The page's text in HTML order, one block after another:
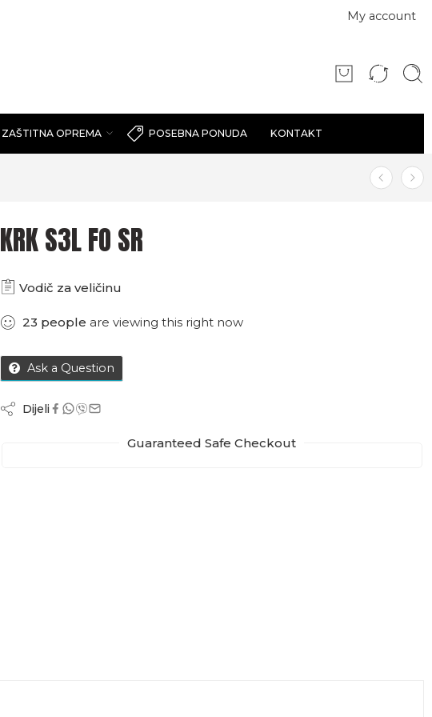
My account
ZAŠTITNA OPREMA POSEBNA PONUDA KONTAKT
KRK S3L FO SR
Vodič za veličinu
23 people are viewing this right now
Ask a Question
Dijeli
Guaranteed Safe Checkout